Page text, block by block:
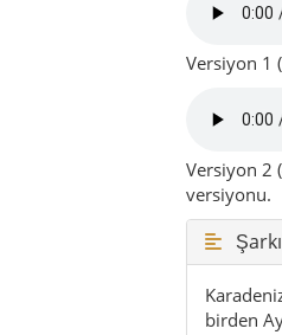
Versiyon 1
Versiyon 2
versiyonu.
birden